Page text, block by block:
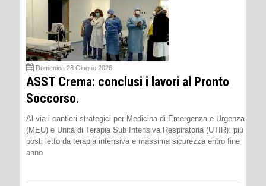
Domenica 28 Giugno 2026
ASST Crema: conclusi i lavori al Pronto
Soccorso.
Al via i cantieri strategici per Medicina di Emergenza e Urgenza
(MEU) e Unità di Terapia Sub Intensiva Respiratoria (UTIR): più
posti letto da terapia intensiva e massima sicurezza entro fine
anno